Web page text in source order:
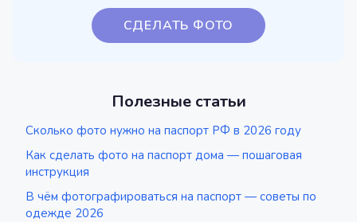
СДЕЛАТЬ ФОТО
Полезные статьи
Сколько фото нужно на паспорт РФ в 2026 году
Как сделать фото на паспорт дома — пошаговая
инструкция
В чём фотографироваться на паспорт — советы по
одежде 2026